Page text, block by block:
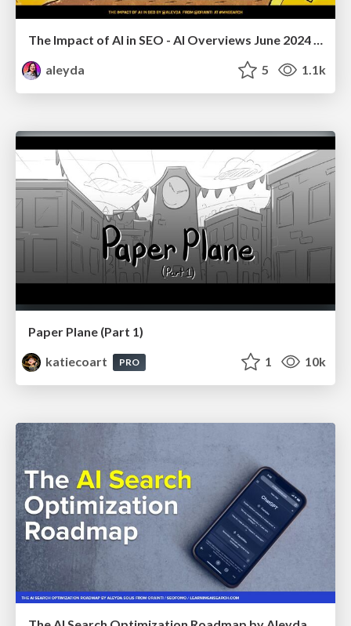
The Impact of AI in SEO - AI Overviews June 2024 Edition
aleyda
5 1.1k
Paper Plane (Part 1)
katiecoart
PRO 1 10k